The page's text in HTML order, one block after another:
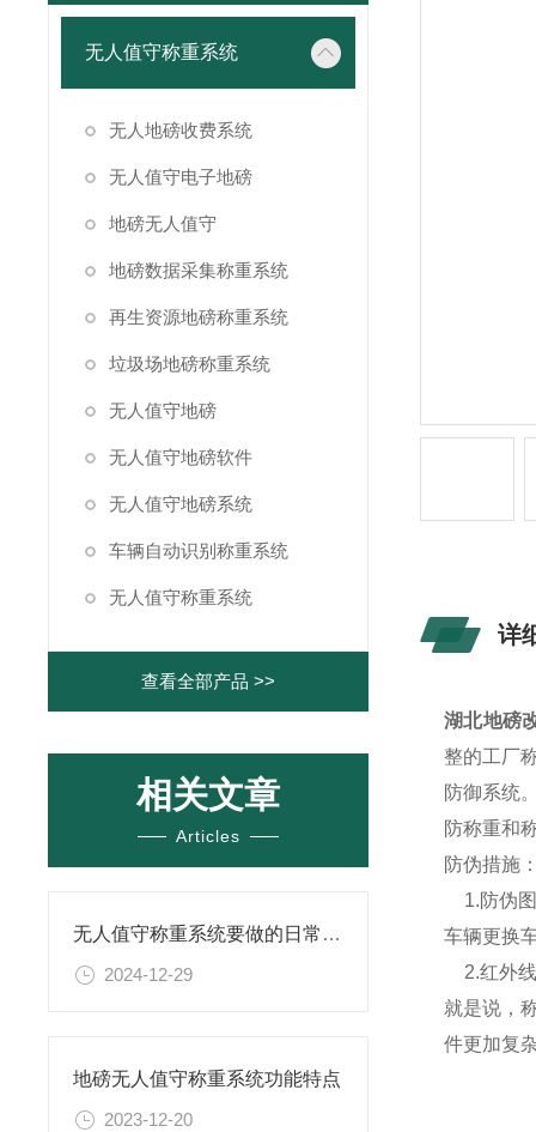
无人值守称重系统
无人地磅收费系统
无人值守电子地磅
地磅无人值守
地磅数据采集称重系统
再生资源地磅称重系统
垃圾场地磅称重系统
无人值守地磅
无人值守地磅软件
无人值守地磅系统
车辆自动识别称重系统
无人值守称重系统
查看全部产品 >>
相关文章
Articles
无人值守称重系统要做的日常维护
2024-12-29
地磅无人值守称重系统功能特点
2023-12-20
详
湖北地磅
整的工厂
防御系统
防称重和
防伪措施
1.防伪图
车辆更换
2.红外线
就是说，
件更加复